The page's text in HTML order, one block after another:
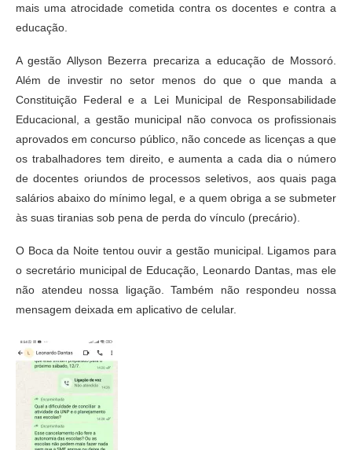
mais uma atrocidade cometida contra os docentes e contra a
educação.
A gestão Allyson Bezerra precariza a educação de Mossoró.
Além de investir no setor menos do que o que manda a
Constituição Federal e a Lei Municipal de Responsabilidade
Educacional, a gestão municipal não convoca os profissionais
aprovados em concurso público, não concede as licenças a que
os trabalhadores tem direito, e aumenta a cada dia o número
de docentes oriundos de processos seletivos, aos quais paga
salários abaixo do mínimo legal, e a quem obriga a se submeter
às suas tiranias sob pena de perda do vínculo (precário).
O Boca da Noite tentou ouvir a gestão municipal. Ligamos para
o secretário municipal de Educação, Leonardo Dantas, mas ele
não atendeu nossa ligação. Também não respondeu nossa
mensagem deixada em aplicativo de celular.